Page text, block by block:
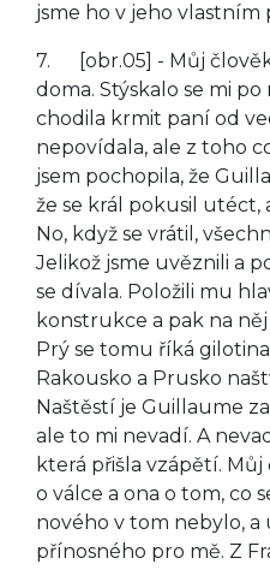
jsme ho v jeho vlastním
7. [obr.05] - Můj
doma. Stýskalo se mi
chodila krmit paní od
nepovídala, ale z toho
jsem pochopila, že
že se král pokusil utéct,
No, když se vrátil,
Jelikož jsme uvěznili a
se dívala. Položili mu
konstrukce a pak na
Prý se tomu říká
Rakousko a Prusko
Naštěstí je Guillaume
ale to mi nevadí. A
která přišla vzápětí. Můj
o válce a ona o tom, co
nového v tom nebylo, a
přínosného pro mě. Z